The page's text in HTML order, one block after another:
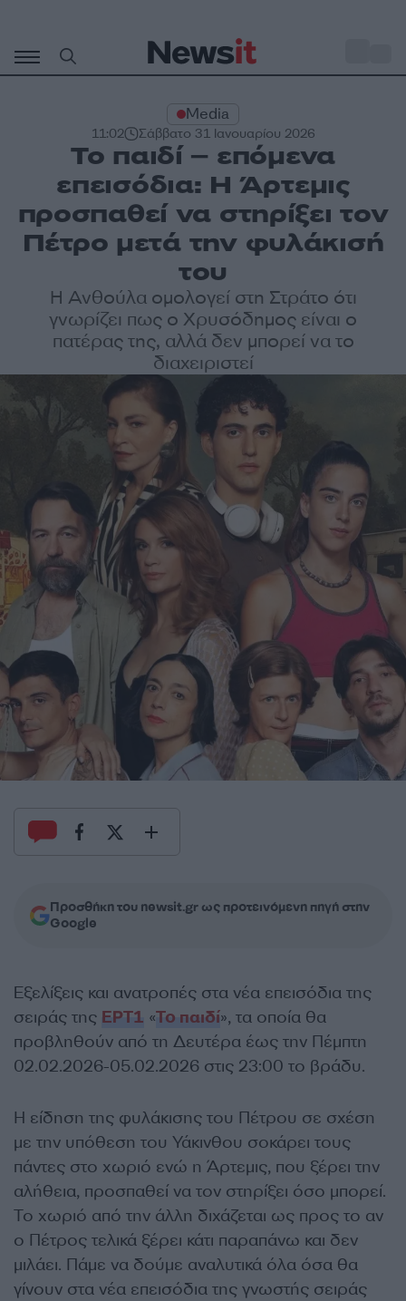
περιεχόμενο
Media
11:02 Σάββατο 31 Ιανουαρίου 2026
Το παιδί – επόμενα
επεισόδια: Η Άρτεμις
προσπαθεί να στηρίξει τον
Πέτρο μετά την φυλάκισή
του
Η Ανθούλα ομολογεί στη Στράτο ότι
γνωρίζει πως ο Χρυσόδημος είναι ο
πατέρας της, αλλά δεν μπορεί να το
διαχειριστεί
Προσθήκη του newsit.gr ως προτεινόμενη πηγή στην
Google
Εξελίξεις και ανατροπές στα νέα επεισόδια της
σειράς της ΕΡΤ1 «Το παιδί», τα οποία θα
προβληθούν από τη Δευτέρα έως την Πέμπτη
02.02.2026-05.02.2026 στις 23:00 το βράδυ.
Η είδηση της φυλάκισης του Πέτρου σε σχέση
με την υπόθεση του Υάκινθου σοκάρει τους
πάντες στο χωριό ενώ η Άρτεμις, που ξέρει την
αλήθεια, προσπαθεί να τον στηρίξει όσο μπορεί.
Το χωριό από την άλλη διχάζεται ως προς το αν
ο Πέτρος τελικά ξέρει κάτι παραπάνω και δεν
μιλάει. Πάμε να δούμε αναλυτικά όλα όσα θα
γίνουν στα νέα επεισόδια της γνωστής σειράς